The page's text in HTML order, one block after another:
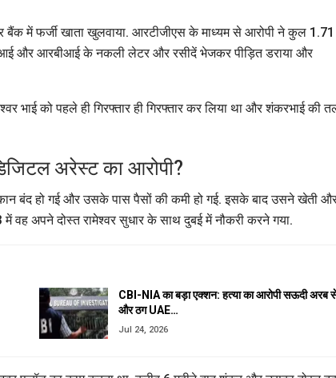
बैंक में फर्जी खाता खुलवाया. आरटीजीएस के माध्यम से आरोपी ने कुल 1.71
और आरबीआई के नकली लेटर और रसीदें भेजकर पीड़ित डराया और
को पहले ही गिरफ्तार ही गिरफ्तार कर लिया था और शंकरभाई की
अरेस्ट का आरोपी?
बंद हो गई और उसके पास पैसों की कमी हो गई. इसके बाद उसने खेती
अपने दोस्त रामेश्वर सुधार के साथ दुबई में नौकरी करने गया.
CBI-NIA का बड़ा एक्शन: हत्या का आरोपी सऊदी अरब
और ठग UAE…
Jul 24, 2026